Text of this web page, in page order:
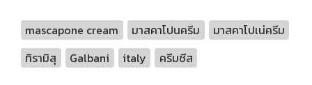
mascapone cream มาสคาโปนครีม
มาสคาโปเน่ครีม
ทิรามิสุ
Galbani italy ครีมชีส